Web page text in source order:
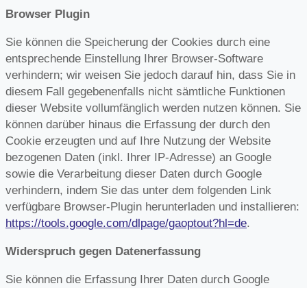
Browser Plugin
Sie können die Speicherung der Cookies durch eine
entsprechende Einstellung Ihrer Browser-Software
verhindern; wir weisen Sie jedoch darauf hin, dass Sie in
diesem Fall gegebenenfalls nicht sämtliche Funktionen
dieser Website vollumfänglich werden nutzen können. Sie
können darüber hinaus die Erfassung der durch den
Cookie erzeugten und auf Ihre Nutzung der Website
bezogenen Daten (inkl. Ihrer IP-Adresse) an Google
sowie die Verarbeitung dieser Daten durch Google
verhindern, indem Sie das unter dem folgenden Link
verfügbare Browser-Plugin herunterladen und installieren:
https://tools.google.com/dlpage/gaoptout?hl=de.
Widerspruch gegen Datenerfassung
Sie können die Erfassung Ihrer Daten durch Google